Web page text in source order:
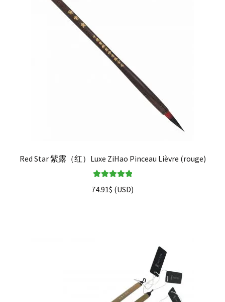
Red Star 紫露（红）Luxe ZiHao Pinceau Lièvre (rouge)
5
74.91$ (USD)